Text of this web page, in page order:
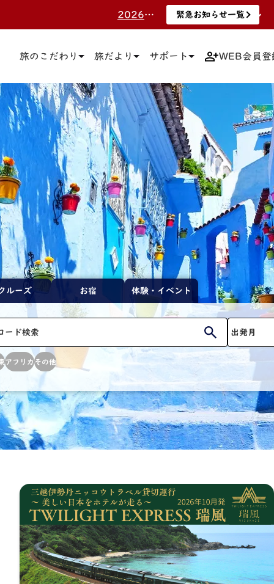
2026.7.8 <更新>三越伊勢丹ニッコウトラベルポイント終了のお知らせ。 詳しくはこちらをご覧ください。 緊急お知らせ一覧
2025.3.10 WEB上でのクレジットカード決済における「３Dセキュア」について3月24日（月）より対応開始いたします。 詳しくはこちらをご覧ください。 緊急お知らせ一覧
緊急お知らせ一覧
2026.7.29 令和8年熊本地震につきまして 詳しくはこちらをご覧ください。 緊急お知らせ一覧
緊急お知らせ一覧
旅のこだわり 旅だより サポート WEB会員登
ルーズ お宿 体験・イベント
アフリカその他